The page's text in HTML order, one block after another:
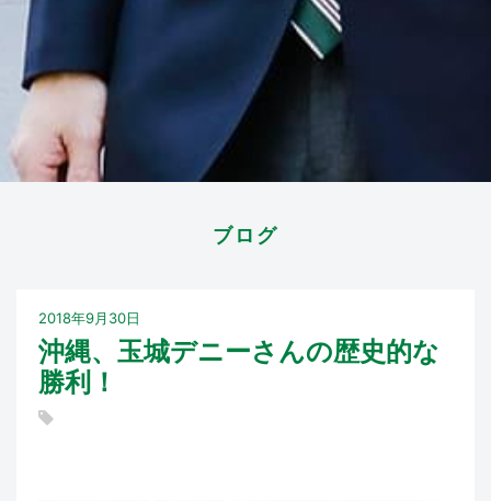
ブログ
2018年9月30日
沖縄、玉城デニーさんの歴史的な
勝利！